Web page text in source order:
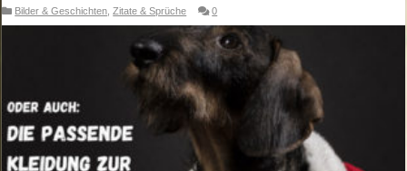
Bilder & Geschichten ,Zitate & Sprüche 0